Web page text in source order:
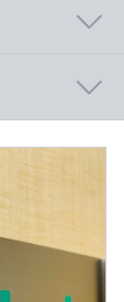
、主幹技師
ージャー
主幹技師